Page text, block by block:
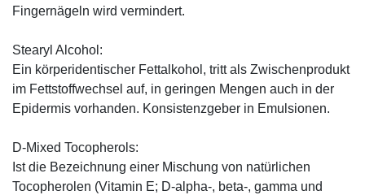
Fingernägeln wird vermindert.
Stearyl Alcohol:
Ein körperidentischer Fettalkohol, tritt als Zwischenprodukt
im Fettstoffwechsel auf, in geringen Mengen auch in der
Epidermis vorhanden. Konsistenzgeber in Emulsionen.
D-Mixed Tocopherols:
Ist die Bezeichnung einer Mischung von natürlichen
Tocopherolen (Vitamin E; D-alpha-, beta-, gamma und